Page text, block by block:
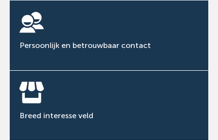
Persoonlijk en betrouwbaar contact
Breed interesse veld